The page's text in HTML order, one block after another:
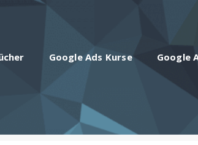
Google Ads Kurse Google